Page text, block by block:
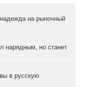
на рыночный
нарядным, но станет
в русскую